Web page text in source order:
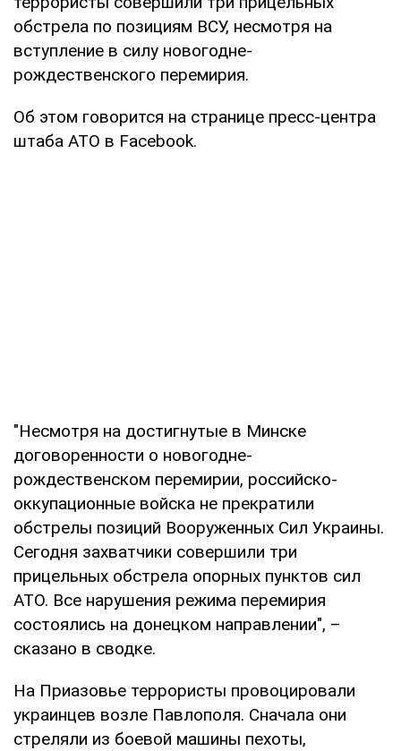
обстрела по позициям ВСУ, несмотря на
вступление в силу новогодне-
рождественского перемирия.
Об этом говорится на странице пресс-центра
штаба АТО в Facebook.
"Несмотря на достигнутые в Минске
договоренности о новогодне-
рождественском перемирии, российско-
оккупационные войска не прекратили
обстрелы позиций Вооруженных Сил Украины.
Сегодня захватчики совершили три
прицельных обстрела опорных пунктов сил
АТО. Все нарушения режима перемирия
состоялись на донецком направлении", –
сказано в сводке.
На Приазовье террористы провоцировали
украинцев возле Павлополя. Сначала они
стреляли из боевой машины пехоты,